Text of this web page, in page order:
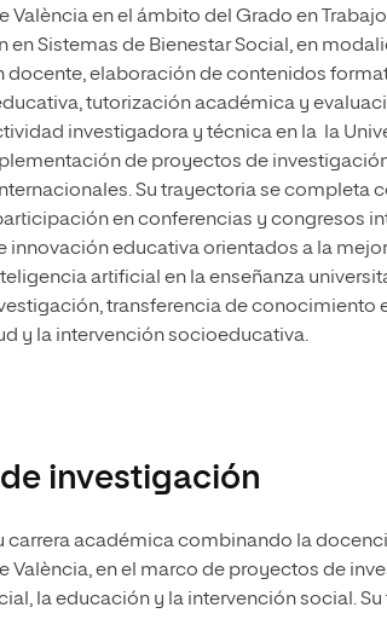
València en el ámbito del Grado en
en Sistemas de Bienestar Social, en
docente, elaboración de contenidos
tutorización académica y
investigadora y técnica en la la
de proyectos de
Su trayectoria se completa
en conferencias y congresos
innovación educativa orientados a la
artificial en la enseñanza
transferencia de conocimiento
y la intervención socioeducativa.
de investigación
carrera académica combinando la
València, en el marco de proyectos de
la educación y la intervención social.